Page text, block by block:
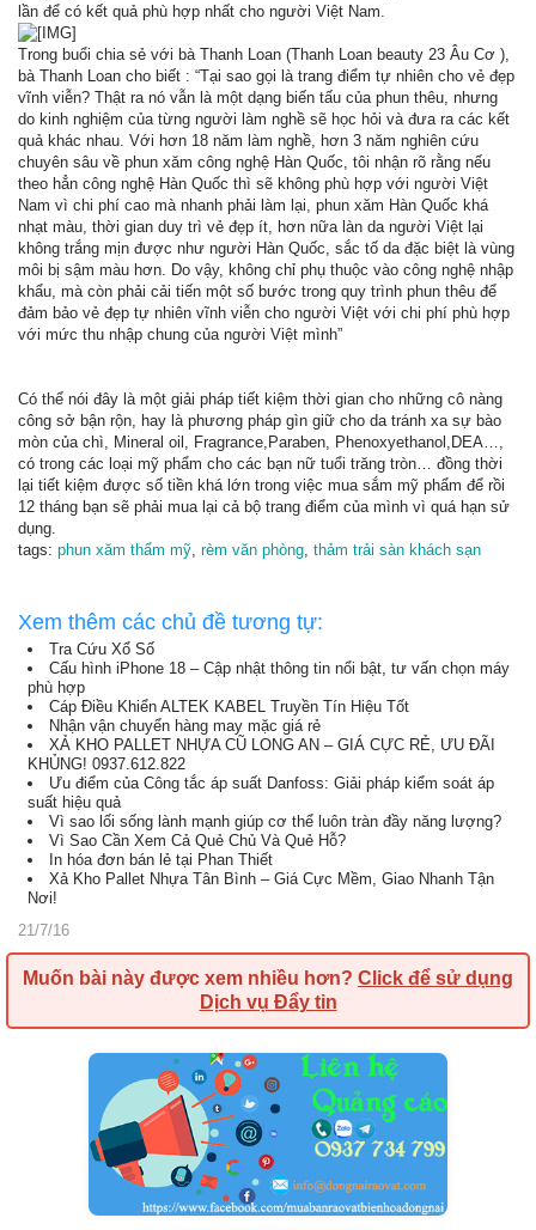
lần để có kết quả phù hợp nhất cho người Việt Nam.
Trong buổi chia sẻ với bà Thanh Loan (Thanh Loan beauty 23 Âu Cơ ),
bà Thanh Loan cho biết : “Tại sao gọi là trang điểm tự nhiên cho vẻ đẹp
vĩnh viễn? Thật ra nó vẫn là một dạng biến tấu của phun thêu, nhưng
do kinh nghiệm của từng người làm nghề sẽ học hỏi và đưa ra các kết
quả khác nhau. Với hơn 18 năm làm nghề, hơn 3 năm nghiên cứu
chuyên sâu về phun xăm công nghệ Hàn Quốc, tôi nhận rõ rằng nếu
theo hẳn công nghệ Hàn Quốc thì sẽ không phù hợp với người Việt
Nam vì chi phí cao mà nhanh phải làm lại, phun xăm Hàn Quốc khá
nhạt màu, thời gian duy trì vẻ đẹp ít, hơn nữa làn da người Việt lại
không trắng mịn được như người Hàn Quốc, sắc tố da đặc biệt là vùng
môi bị sậm màu hơn. Do vậy, không chỉ phụ thuộc vào công nghệ nhập
khẩu, mà còn phải cải tiến một số bước trong quy trình phun thêu để
đảm bảo vẻ đẹp tự nhiên vĩnh viễn cho người Việt với chi phí phù hợp
với mức thu nhập chung của người Việt mình”
Có thể nói đây là một giải pháp tiết kiệm thời gian cho những cô nàng
công sở bận rộn, hay là phương pháp gìn giữ cho da tránh xa sự bào
mòn của chì, Mineral oil, Fragrance,Paraben, Phenoxyethanol,DEA…,
có trong các loại mỹ phẩm cho các bạn nữ tuổi trăng tròn… đồng thời
lại tiết kiệm được số tiền khá lớn trong việc mua sắm mỹ phẩm để rồi
12 tháng bạn sẽ phải mua lại cả bộ trang điểm của mình vì quá hạn sử
dụng.
tags: phun xăm thẩm mỹ, rèm văn phòng, thảm trải sàn khách sạn
Xem thêm các chủ đề tương tự:
Tra Cứu Xổ Số
Cấu hình iPhone 18 – Cập nhật thông tin nổi bật, tư vấn chọn máy
phù hợp
Cáp Điều Khiển ALTEK KABEL Truyền Tín Hiệu Tốt
Nhận vận chuyển hàng may mặc giá rẻ
XẢ KHO PALLET NHỰA CŨ LONG AN – GIÁ CỰC RẺ, ƯU ĐÃI
KHỦNG! 0937.612.822
Ưu điểm của Công tắc áp suất Danfoss: Giải pháp kiểm soát áp
suất hiệu quả
Vì sao lối sống lành mạnh giúp cơ thể luôn tràn đầy năng lượng?
Vì Sao Cần Xem Cả Quẻ Chủ Và Quẻ Hỗ?
In hóa đơn bán lẻ tại Phan Thiết
Xả Kho Pallet Nhựa Tân Bình – Giá Cực Mềm, Giao Nhanh Tận
Nơi!
21/7/16
Muốn bài này được xem nhiều hơn? Click để sử dụng
Dịch vụ Đẩy tin